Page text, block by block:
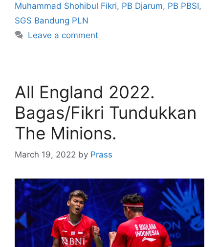
Muhammad Shohibul Fikri, PB Djarum, PB PBSI,
SGS Bandung PLN
Leave a comment
All England 2022.
Bagas/Fikri Tundukkan
The Minions.
March 19, 2022 by Prass